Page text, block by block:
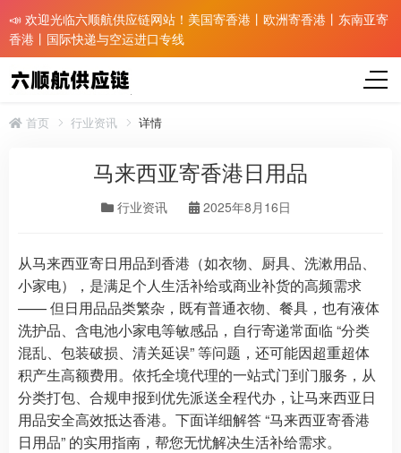
📣 欢迎光临六顺航供应链网站！美国寄香港丨欧洲寄香港丨东南亚寄
香港丨国际快递与空运进口专线
首页 行业资讯 详情
马来西亚寄香港日用品
行业资讯 2025年8月16日
从马来西亚寄日用品到香港（如衣物、厨具、洗漱用品、
小家电），是满足个人生活补给或商业补货的高频需求
—— 但日用品品类繁杂，既有普通衣物、餐具，也有液体
洗护品、含电池小家电等敏感品，自行寄递常面临 “分类
混乱、包装破损、清关延误” 等问题，还可能因超重超体
积产生高额费用。依托全境代理的一站式门到门服务，从
分类打包、合规申报到优先派送全程代办，让马来西亚日
用品安全高效抵达香港。下面详细解答 “马来西亚寄香港
日用品” 的实用指南，帮您无忧解决生活补给需求。